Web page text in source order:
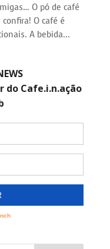
O pó de café
O café é
A bebida...